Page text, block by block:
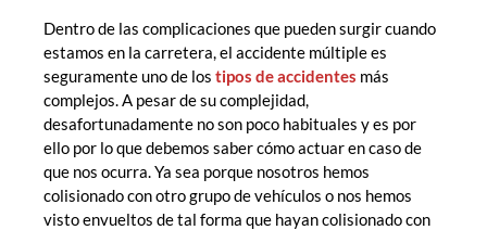
Dentro de las complicaciones que pueden surgir cuando
estamos en la carretera, el accidente múltiple es
seguramente uno de los tipos de accidentes más
complejos. A pesar de su complejidad,
desafortunadamente no son poco habituales y es por
ello por lo que debemos saber cómo actuar en caso de
que nos ocurra. Ya sea porque nosotros hemos
colisionado con otro grupo de vehículos o nos hemos
visto envueltos de tal forma que hayan colisionado con